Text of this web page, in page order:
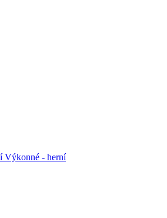
Výkonné - herní